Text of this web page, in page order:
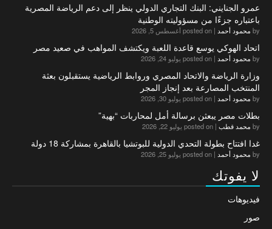
عمرو الجنايني: البنك التجاري الدولي ينظر إلى دعم الرياضة المصرية
باعتباره جزءًا من مسؤوليته الوطنية
by محمود أحمد | posted on أغسطس 5, 2026
اتحاد الهوكي يوسع قاعدة اللعبة ويكتشف المواهب في صعيد مصر
by محمود أحمد | posted on يوليو 24, 2026
وزارة الرياضة والاتحاد المصري وروابط الرياضية يستقبلون بعثة
المنتخب المصارعة بعد إنجاز المجر
by محمود أحمد | posted on يوليو 30, 2026
بطلات مصر يبعثن برسالة أمل لمحاربات “بهية”
by محمد قطب | posted on يوليو 22, 2026
غدا افتتاح بطولة التحدي الدولية للبوتشيا بالقاهرة بمشاركة 18 دولة
by محمود أحمد | posted on يوليو 25, 2026
لا يفوتك
فيديوهات
صور